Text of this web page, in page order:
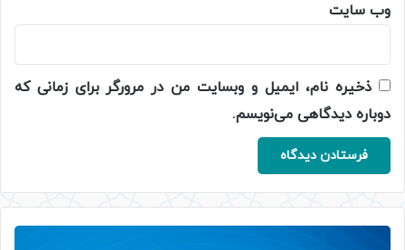
وب‌ سایت
ذخیره نام، ایمیل و وبسایت من در مرورگر برای زمانی که
دوباره دیدگاهی می‌نویسم.